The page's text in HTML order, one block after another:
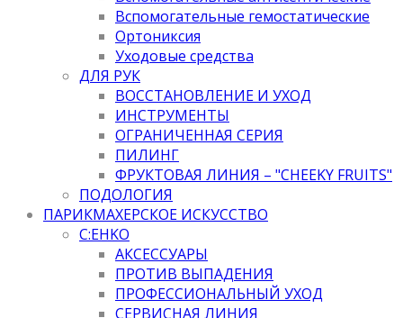
Вспомогательные гемостатические
Ортониксия
Уходовые средства
ДЛЯ РУК
ВОССТАНОВЛЕНИЕ И УХОД
ИНСТРУМЕНТЫ
ОГРАНИЧЕННАЯ СЕРИЯ
ПИЛИНГ
ФРУКТОВАЯ ЛИНИЯ – "CHEEKY FRUITS"
ПОДОЛОГИЯ
ПАРИКМАХЕРСКОЕ ИСКУССТВО
C:EHKO
АКСЕССУАРЫ
ПРОТИВ ВЫПАДЕНИЯ
ПРОФЕССИОНАЛЬНЫЙ УХОД
СЕРВИСНАЯ ЛИНИЯ